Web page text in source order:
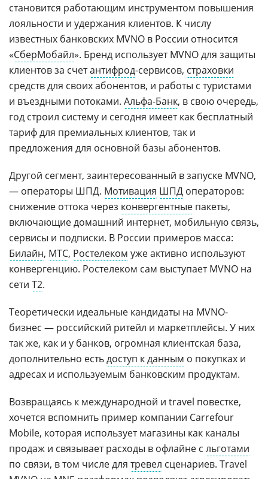
становится работающим инструментом повышения
лояльности и удержания клиентов. К числу
известных банковских MVNO в России относится
«СберМобайл». Бренд использует MVNO для защиты
клиентов за счетантифрод-сервисов, страховки
средств для своих абонентов, и работы с туристами
и въездными потоками. Альфа-Банк, в свою очередь,
год строил систему и сегодня имеет как бесплатный
тариф для премиальных клиентов, так и
предложения для основной базы абонентов.
Другой сегмент, заинтересованный в запуске MVNO,
— операторы ШПД. Мотивация ШПД операторов:
снижение оттока через конвергентные пакеты,
включающие домашний интернет, мобильную связь,
сервисы и подписки. В России примеров масса:
Билайн, МТС, Ростелеком уже активно используют
конвергенцию. Ростелеком сам выступает MVNO на
сети Т2.
Теоретически идеальные кандидаты на MVNO-
бизнес — российский ритейл и маркетплейсы. У них
так же, как и у банков, огромная клиентская база,
дополнительно естьдоступ к данным о покупках и
адресах и используемым банковским продуктам.
Возвращаясь к международной и travel повестке,
хочется вспомнить пример компании Carrefour
Mobile, которая использует магазины как каналы
продаж и связывает расходы в офлайне с льготами
по связи, в том числе для тревел сценариев. Travel